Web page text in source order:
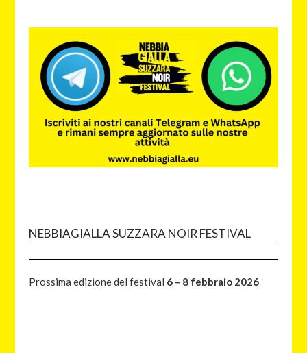
NEBBIAGIALLA SUZZARA NOIR FESTIVAL
Prossima edizione del festival 6 – 8 febbraio 2026